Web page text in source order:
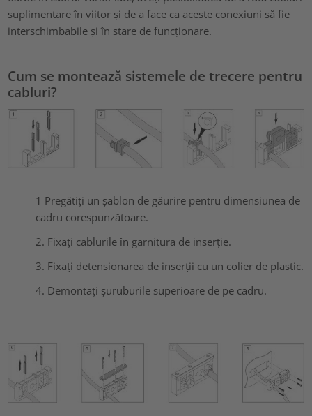
suplimentare în viitor și de a face ca aceste conexiuni să fie
interschimbabile și în stare de funcționare.
Cum se montează sistemele de trecere pentru
cabluri?
1 Pregătiți un șablon de găurire pentru dimensiunea de
cadru corespunzătoare.
2. Fixați cablurile în garnitura de inserție.
3. Fixați detensionarea de inserții cu un colier de plastic.
4. Demontați șuruburile superioare de pe cadru.